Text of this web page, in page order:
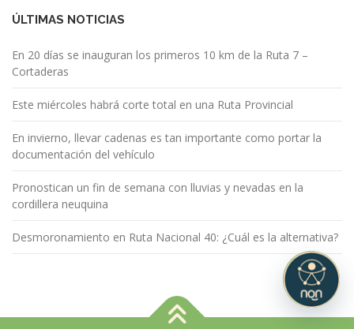
ÚLTIMAS NOTICIAS
En 20 días se inauguran los primeros 10 km de la Ruta 7 –
Cortaderas
Este miércoles habrá corte total en una Ruta Provincial
En invierno, llevar cadenas es tan importante como portar la
documentación del vehículo
Pronostican un fin de semana con lluvias y nevadas en la
cordillera neuquina
Desmoronamiento en Ruta Nacional 40: ¿Cuál es la alternativa?